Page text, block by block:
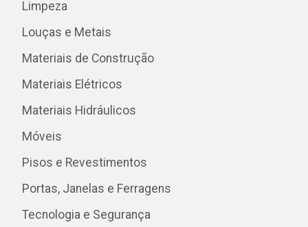
Limpeza
Louças e Metais
Materiais de Construção
Materiais Elétricos
Materiais Hidráulicos
Móveis
Pisos e Revestimentos
Portas, Janelas e Ferragens
Tecnologia e Segurança